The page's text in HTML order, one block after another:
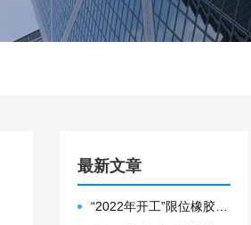
最新文章
“2022年开工”限位橡胶接头准备发往数据中心能源中心